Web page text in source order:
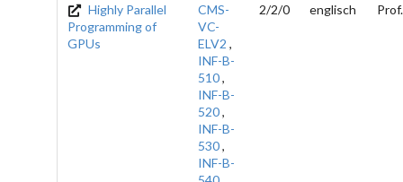
Highly Parallel
Programming of
GPUs
CMS-
VC-
ELV2 ,
INF-B-
510,
INF-B-
520,
INF-B-
530,
INF-B-
2/2/0 englisch